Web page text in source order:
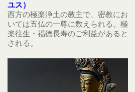
ユス）
西方の極楽浄土の教主で、密教にお
いては五仏の一尊に数えられる。極
楽往生・福徳長寿のご利益があると
される。